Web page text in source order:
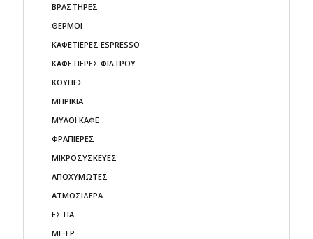
ΒΡΑΣΤΗΡΕΣ
ΘΕΡΜΟΙ
ΚΑΦΕΤΙΕΡΕΣ ESPRESSO
ΚΑΦΕΤΙΕΡΕΣ ΦΙΛΤΡΟΥ
ΚΟΥΠΕΣ
ΜΠΡΙΚΙΑ
ΜΥΛΟΙ ΚΑΦΕ
ΦΡΑΠΙΕΡΕΣ
ΜΙΚΡΟΣΥΣΚΕΥΕΣ
ΑΠΟΧΥΜΩΤΕΣ
ΑΤΜΟΣΙΔΕΡΑ
ΕΣΤΙΑ
ΜΙΞΕΡ